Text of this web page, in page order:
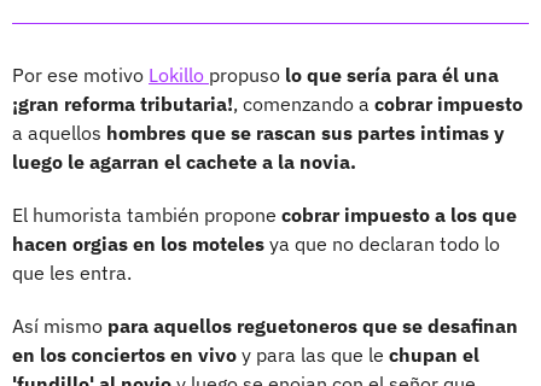
Por ese motivo Lokillo propuso lo que sería para él una
¡gran reforma tributaria!, comenzando a cobrar impuesto
a aquellos hombres que se rascan sus partes intimas y
luego le agarran el cachete a la novia.
El humorista también propone cobrar impuesto a los que
hacen orgias en los moteles ya que no declaran todo lo
que les entra.
Así mismo para aquellos reguetoneros que se desafinan
en los conciertos en vivo y para las que le chupan el